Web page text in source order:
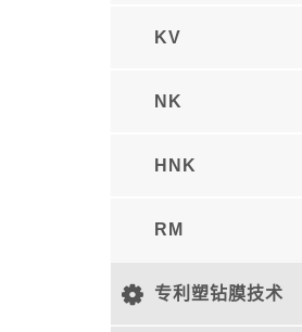
KV
NK
HNK
RM
专利塑钻膜技术